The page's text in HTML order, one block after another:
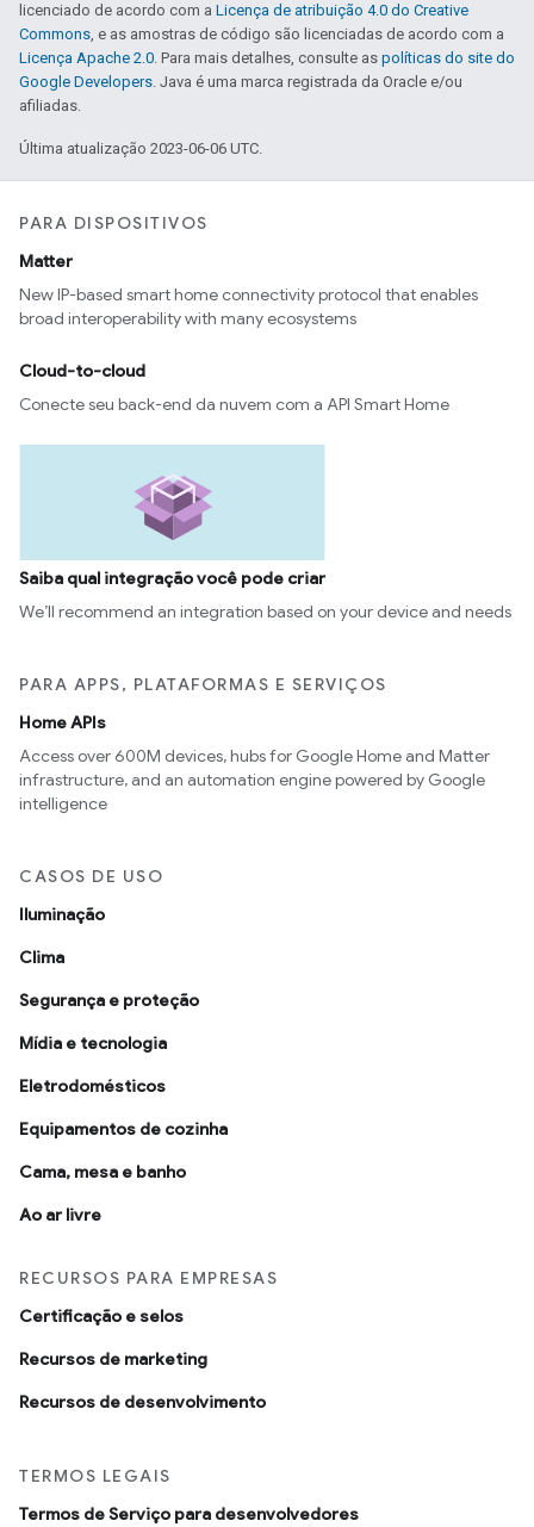
licenciado de acordo com a Licença de atribuição 4.0 do Creative
Commons, e as amostras de código são licenciadas de acordo com a
Licença Apache 2.0. Para mais detalhes, consulte as políticas do site do
Google Developers. Java é uma marca registrada da Oracle e/ou
afiliadas.
Última atualização 2023-06-06 UTC.
PARA DISPOSITIVOS
Matter
New IP-based smart home connectivity protocol that enables
broad interoperability with many ecosystems
Cloud-to-cloud
Conecte seu back-end da nuvem com a API Smart Home
Saiba qual integração você pode criar
We’ll recommend an integration based on your device and needs
PARA APPS, PLATAFORMAS E SERVIÇOS
Home APIs
Access over 600M devices, hubs for Google Home and Matter
infrastructure, and an automation engine powered by Google
intelligence
CASOS DE USO
Iluminação
Clima
Segurança e proteção
Mídia e tecnologia
Eletrodomésticos
Equipamentos de cozinha
Cama, mesa e banho
Ao ar livre
RECURSOS PARA EMPRESAS
Certificação e selos
Recursos de marketing
Recursos de desenvolvimento
TERMOS LEGAIS
Termos de Serviço para desenvolvedores